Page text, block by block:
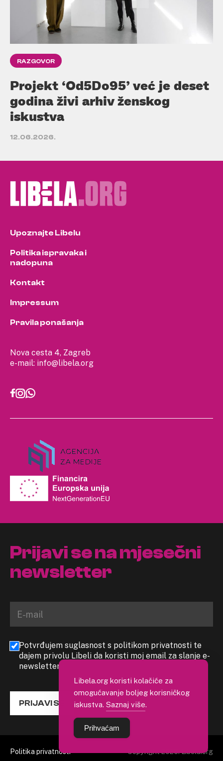
RAZGOVOR
Projekt ‘Od5Do95’ već je deset
godina živi arhiv ženskog
iskustva
12.06.2026.
Nova cesta 4, Zagreb
e-mail: info@libela.org
Upoznajte Libelu
Politika ispravaka i
nadopuna
Kontakt
Impressum
Pravila ponašanja
Prijavi se na mjesečni
newsletter
Potvrđujem suglasnost s politikom privatnosti te
dajem privolu Libeli da koristi moj email za slanje e-
newslettera
PRIJAVI SE
Politika privatnosti Copyright 2026. Libela.org
Libela.org koristi kolačiće za
omogućavanje boljeg korisničkog
iskustva. Saznaj više.
Prihvaćam